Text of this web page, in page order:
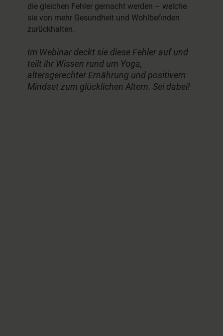
die gleichen Fehler gemacht werden – welche
sie von mehr Gesundheit und Wohlbefinden
zurückhalten.
Im Webinar deckt sie diese Fehler auf und
teilt ihr Wissen rund um Yoga,
altersgerechter Ernährung und positivem
Mindset zum glücklichen Altern. Sei dabei!